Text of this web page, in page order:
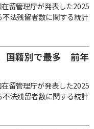
留管理庁が発表した2025
法残留者数に関する統計
国籍別で最多 前年
留管理庁が発表した2025
法残留者数に関する統計